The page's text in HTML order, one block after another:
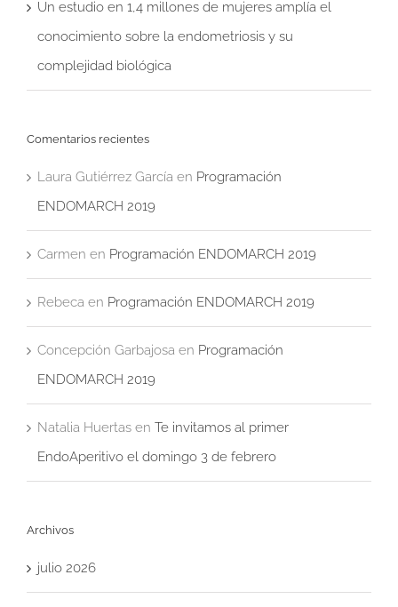
Un estudio en 1,4 millones de mujeres amplía el
conocimiento sobre la endometriosis y su
complejidad biológica
Comentarios recientes
Laura Gutiérrez García en Programación
ENDOMARCH 2019
Carmen en Programación ENDOMARCH 2019
Rebeca en Programación ENDOMARCH 2019
Concepción Garbajosa en Programación
ENDOMARCH 2019
Natalia Huertas en Te invitamos al primer
EndoAperitivo el domingo 3 de febrero
Archivos
julio 2026